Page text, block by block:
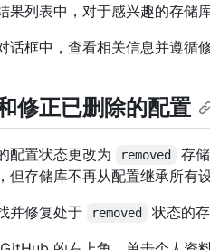
果列表中，对于感兴趣的存储
话框中，查看相关信息并遵循修
修正已删除的配置
配置状态更改为 removed
存
但存储库不再从配置继承所有设
并修复处于
removed
状态的